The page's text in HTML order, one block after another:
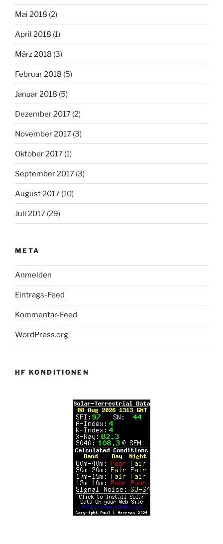
Mai 2018 (2)
April 2018 (1)
März 2018 (3)
Februar 2018 (5)
Januar 2018 (5)
Dezember 2017 (2)
November 2017 (3)
Oktober 2017 (1)
September 2017 (3)
August 2017 (10)
Juli 2017 (29)
META
Anmelden
Eintrags-Feed
Kommentar-Feed
WordPress.org
HF KONDITIONEN